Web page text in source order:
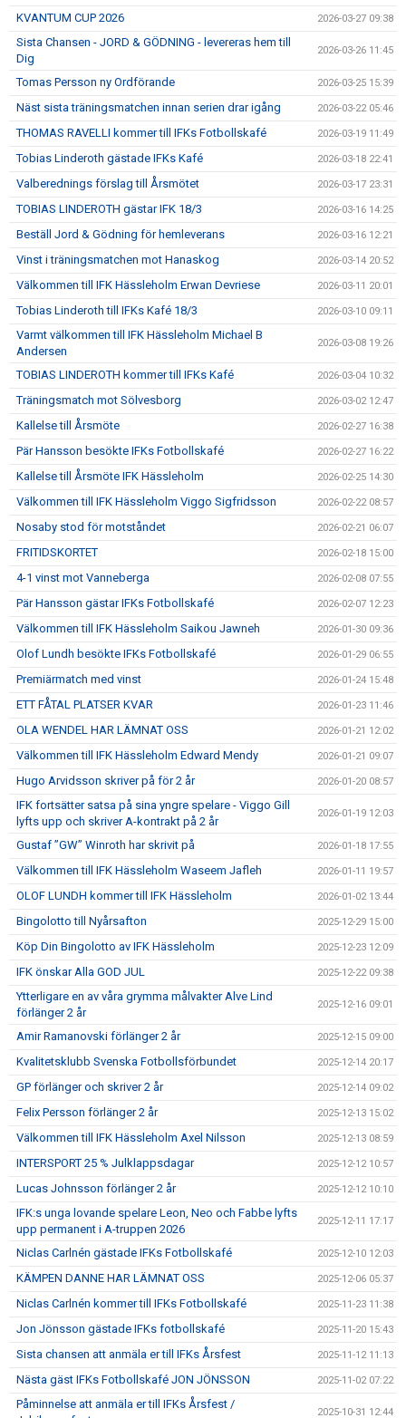
KVANTUM CUP 2026 2026-03-27 09:38
Sista Chansen - JORD & GÖDNING - levereras hem till
Dig
2026-03-26 11:45
Tomas Persson ny Ordförande 2026-03-25 15:39
Näst sista träningsmatchen innan serien drar igång 2026-03-22 05:46
THOMAS RAVELLI kommer till IFKs Fotbollskafé 2026-03-19 11:49
Tobias Linderoth gästade IFKs Kafé 2026-03-18 22:41
Valberednings förslag till Årsmötet 2026-03-17 23:31
TOBIAS LINDEROTH gästar IFK 18/3 2026-03-16 14:25
Beställ Jord & Gödning för hemleverans 2026-03-16 12:21
Vinst i träningsmatchen mot Hanaskog 2026-03-14 20:52
Välkommen till IFK Hässleholm Erwan Devriese 2026-03-11 20:01
Tobias Linderoth till IFKs Kafé 18/3 2026-03-10 09:11
Varmt välkommen till IFK Hässleholm Michael B
Andersen
2026-03-08 19:26
TOBIAS LINDEROTH kommer till IFKs Kafé 2026-03-04 10:32
Träningsmatch mot Sölvesborg 2026-03-02 12:47
Kallelse till Årsmöte 2026-02-27 16:38
Pär Hansson besökte IFKs Fotbollskafé 2026-02-27 16:22
Kallelse till Årsmöte IFK Hässleholm 2026-02-25 14:30
Välkommen till IFK Hässleholm Viggo Sigfridsson 2026-02-22 08:57
Nosaby stod för motståndet 2026-02-21 06:07
FRITIDSKORTET 2026-02-18 15:00
4-1 vinst mot Vanneberga 2026-02-08 07:55
Pär Hansson gästar IFKs Fotbollskafé 2026-02-07 12:23
Välkommen till IFK Hässleholm Saikou Jawneh 2026-01-30 09:36
Olof Lundh besökte IFKs Fotbollskafé 2026-01-29 06:55
Premiärmatch med vinst 2026-01-24 15:48
ETT FÅTAL PLATSER KVAR 2026-01-23 11:46
OLA WENDEL HAR LÄMNAT OSS 2026-01-21 12:02
Välkommen till IFK Hässleholm Edward Mendy 2026-01-21 09:07
Hugo Arvidsson skriver på för 2 år 2026-01-20 08:57
IFK fortsätter satsa på sina yngre spelare - Viggo Gill
lyfts upp och skriver A-kontrakt på 2 år
2026-01-19 12:03
Gustaf ”GW” Winroth har skrivit på 2026-01-18 17:55
Välkommen till IFK Hässleholm Waseem Jafleh 2026-01-11 19:57
OLOF LUNDH kommer till IFK Hässleholm 2026-01-02 13:44
Bingolotto till Nyårsafton 2025-12-29 15:00
Köp Din Bingolotto av IFK Hässleholm 2025-12-23 12:09
IFK önskar Alla GOD JUL 2025-12-22 09:38
Ytterligare en av våra grymma målvakter Alve Lind
förlänger 2 år
2025-12-16 09:01
Amir Ramanovski förlänger 2 år 2025-12-15 09:00
Kvalitetsklubb Svenska Fotbollsförbundet 2025-12-14 20:17
GP förlänger och skriver 2 år 2025-12-14 09:02
Felix Persson förlänger 2 år 2025-12-13 15:02
Välkommen till IFK Hässleholm Axel Nilsson 2025-12-13 08:59
INTERSPORT 25 % Julklappsdagar 2025-12-12 10:57
Lucas Johnsson förlänger 2 år 2025-12-12 10:10
IFK:s unga lovande spelare Leon, Neo och Fabbe lyfts
upp permanent i A-truppen 2026
2025-12-11 17:17
Niclas Carlnén gästade IFKs Fotbollskafé 2025-12-10 12:03
KÄMPEN DANNE HAR LÄMNAT OSS 2025-12-06 05:37
Niclas Carlnén kommer till IFKs Fotbollskafé 2025-11-23 11:38
Jon Jönsson gästade IFKs fotbollskafé 2025-11-20 15:43
Sista chansen att anmäla er till IFKs Årsfest 2025-11-12 11:13
Nästa gäst IFKs Fotbollskafé JON JÖNSSON 2025-11-02 07:22
Påminnelse att anmäla er till IFKs Årsfest /
2025-10-31 12:44